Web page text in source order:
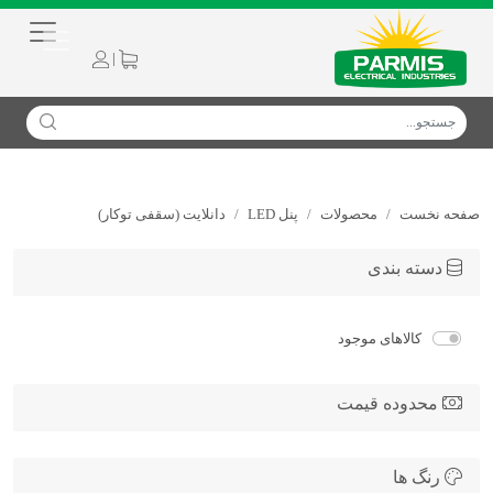
|
صفحه نخست محصولات پنل LED دانلایت (سقفی توکار)
دسته بندی
کالاهای موجود
محدوده قیمت
رنگ ها